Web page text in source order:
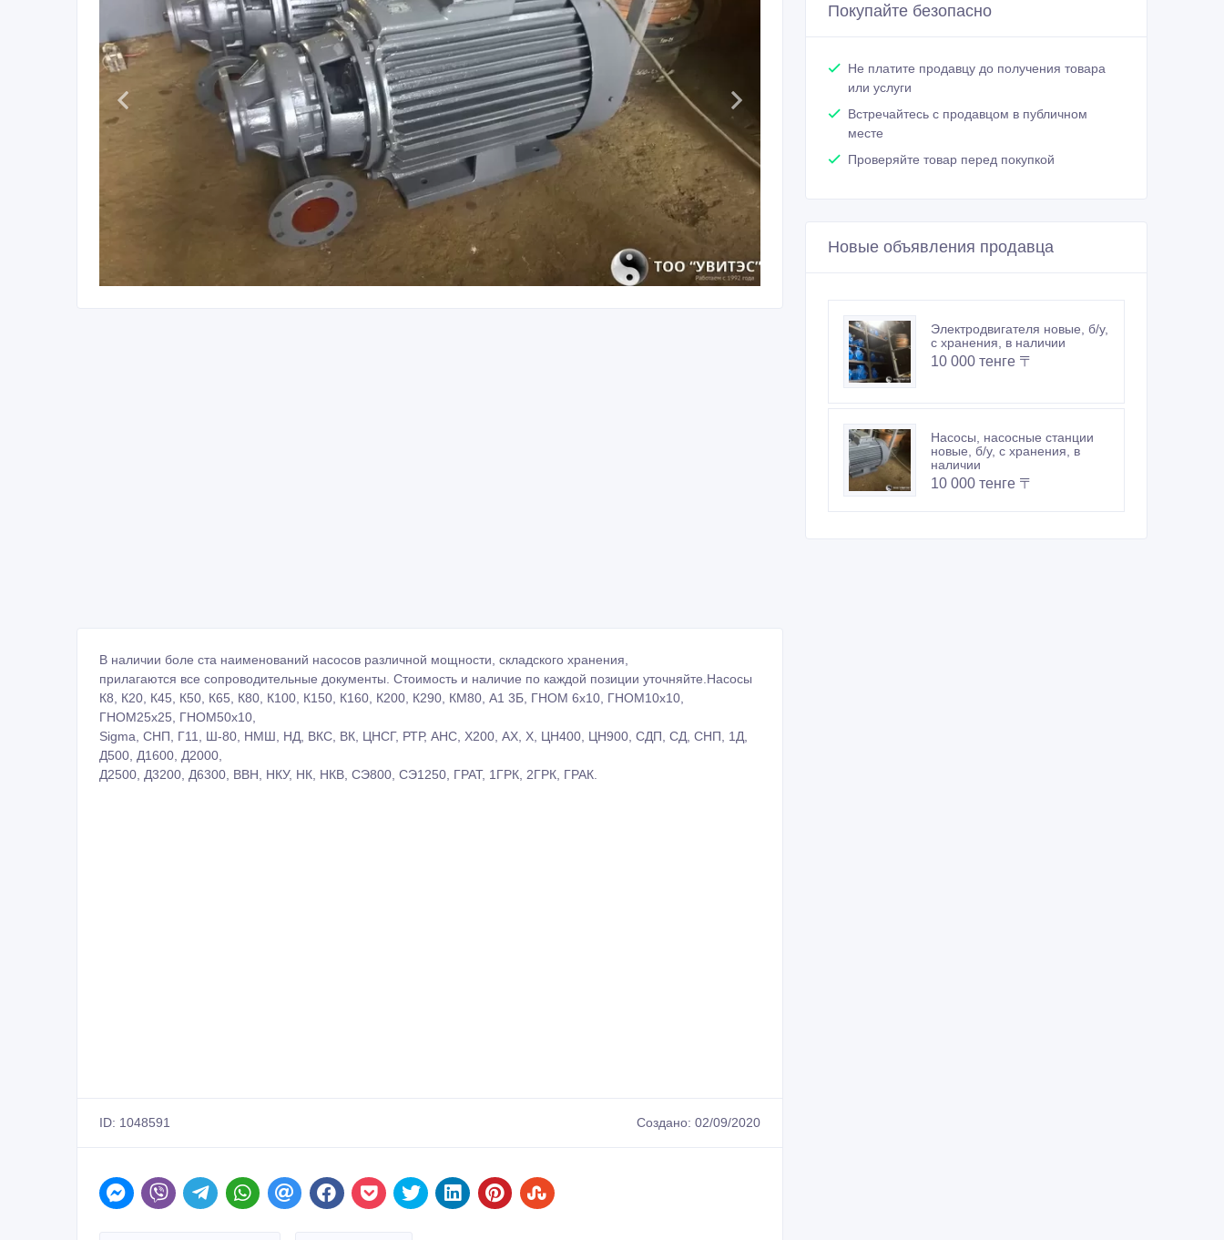
В наличии боле ста наименований насосов различной мощности, складского хранения,
прилагаются все сопроводительные документы. Стоимость и наличие по каждой позиции уточняйте.Насосы
К8, К20, К45, К50, К65, К80, К100, К150, К160, К200, К290, КМ80, А1 3Б, ГНОМ 6х10, ГНОМ10х10,
ГНОМ25х25, ГНОМ50х10,
Sigma, СНП, Г11, Ш-80, НМШ, НД, ВКС, ВК, ЦНСГ, РТР, АНС, Х200, АХ, Х, ЦН400, ЦН900, СДП, СД, СНП, 1Д,
Д500, Д1600, Д2000,
Д2500, Д3200, Д6300, ВВН, НКУ, НК, НКВ, СЭ800, СЭ1250, ГРАТ, 1ГРК, 2ГРК, ГРАК.
ID: 1048591 Создано: 02/09/2020
Покупайте безопасно
Не платите продавцу до получения товара
или услуги
Встречайтесь с продавцом в публичном
месте
Проверяйте товар перед покупкой
Новые объявления продавца
Электродвигателя новые, б/у,
с хранения, в наличии
10 000 тенге 〒
Насосы, насосные станции
новые, б/у, с хранения, в
наличии
10 000 тенге 〒